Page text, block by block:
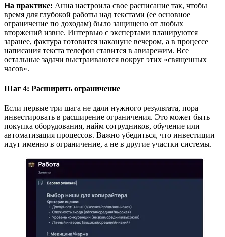
На практике: Анна настроила свое расписание так, чтобы
время для глубокой работы над текстами (ее основное
ограничение по доходам) было защищено от любых
вторжений извне. Интервью с экспертами планируются
заранее, фактура готовится накануне вечером, а в процессе
написания текста телефон ставится в авиарежим. Все
остальные задачи выстраиваются вокруг этих «священных
часов».
Шаг 4: Расширить ограничение
Если первые три шага не дали нужного результата, пора
инвестировать в расширение ограничения. Это может быть
покупка оборудования, найм сотрудников, обучение или
автоматизация процессов. Важно убедиться, что инвестиции
идут именно в ограничение, а не в другие участки системы.